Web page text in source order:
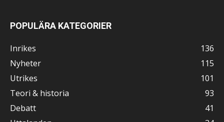
POPULÄRA KATEGORIER
Inrikes
136
Nyheter
115
Utrikes
101
Teori & historia
93
Debatt
41